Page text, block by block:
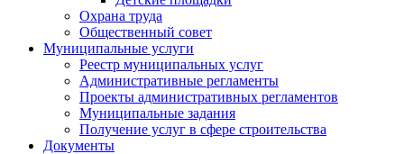
Охрана труда
Общественный совет
Муниципальные услуги
Реестр муниципальных услуг
Административные регламенты
Проекты административных регламентов
Муниципальные задания
Получение услуг в сфере строительства
Документы